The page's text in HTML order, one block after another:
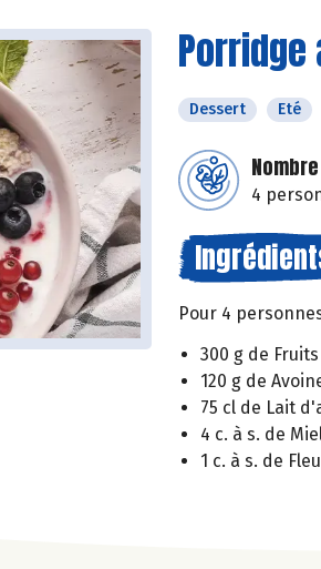
Dessert Eté
4
Pour 4
300 g de
120 g de
75 cl de Lait
4 c. à s. de
1 c. à s. de